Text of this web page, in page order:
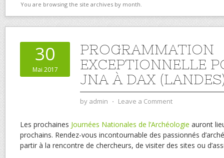
You are browsing the site archives by month.
30
Mai 2017
PROGRAMMATION
EXCEPTIONNELLE
JNA À DAX
by admin ⋅ Leave a Comment
Les prochaines Journées Nationales de l’Archéologie auront
prochains. Rendez-vous incontournable des passionnés
partir à la rencontre de chercheurs, de visiter des sites ou